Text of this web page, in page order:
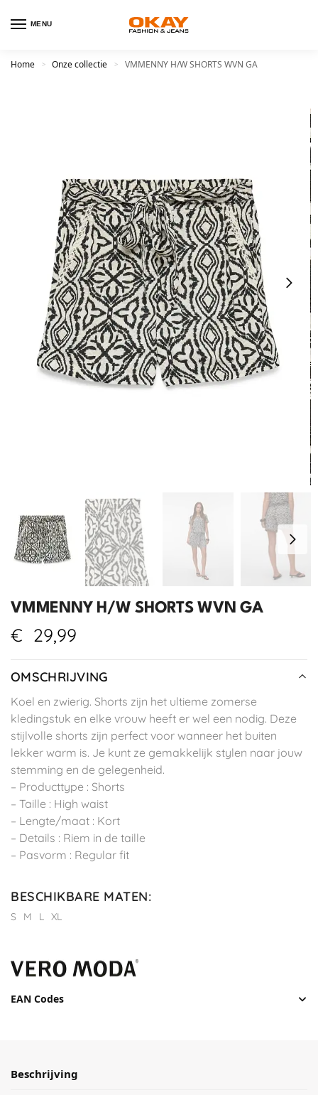
MENU
Home > Onze collectie > VMMENNY H/W SHORTS WVN GA
VMMENNY H/W SHORTS WVN GA
€ 29,99
OMSCHRIJVING
Koel en zwierig. Shorts zijn het ultieme zomerse
kledingstuk en elke vrouw heeft er wel een nodig. Deze
stijlvolle shorts zijn perfect voor wanneer het buiten
lekker warm is. Je kunt ze gemakkelijk stylen naar jouw
stemming en de gelegenheid.
– Producttype : Shorts
– Taille : High waist
– Lengte/maat : Kort
– Details : Riem in de taille
– Pasvorm : Regular fit
BESCHIKBARE MATEN:
S M L XL
EAN Codes
Beschrijving